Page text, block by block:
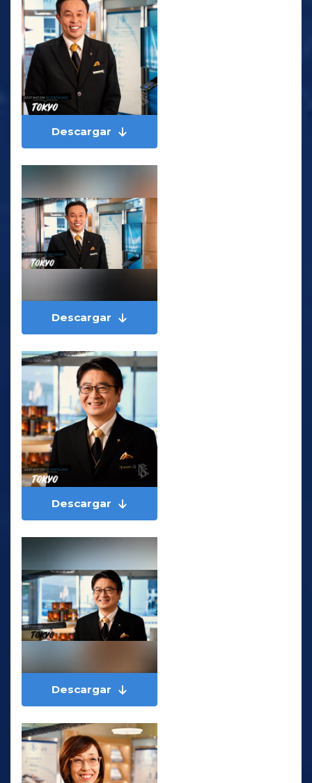
Descargar
Descargar
Descargar
Descargar